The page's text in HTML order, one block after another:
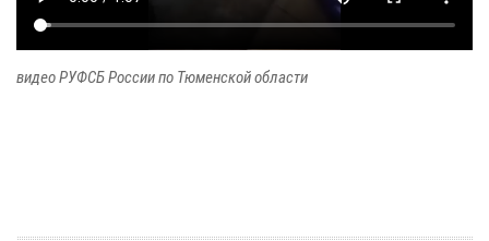
видео РУФСБ России по Тюменской области